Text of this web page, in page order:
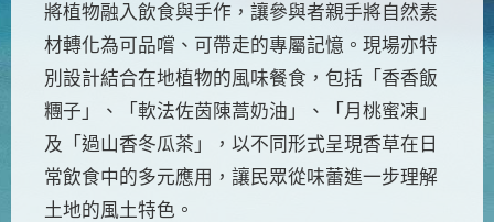
將植物融入飲食與手作，讓參與者親手將自然素
材轉化為可品嚐、可帶走的專屬記憶。現場亦特
別設計結合在地植物的風味餐食，包括「香香飯
糰子」、「軟法佐茵陳蒿奶油」、「月桃蜜凍」
及「過山香冬瓜茶」，以不同形式呈現香草在日
常飲食中的多元應用，讓民眾從味蕾進一步理解
土地的風土特色。